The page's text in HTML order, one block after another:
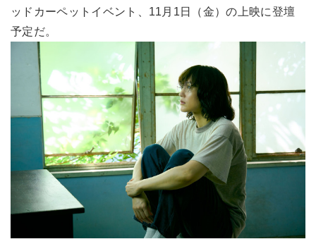
ッドカーペットイベント、11月1日（金）の上映に登壇
予定だ。